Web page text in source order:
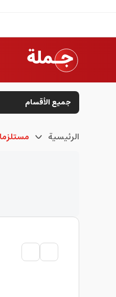
جميع الأقسام
الرئيسية